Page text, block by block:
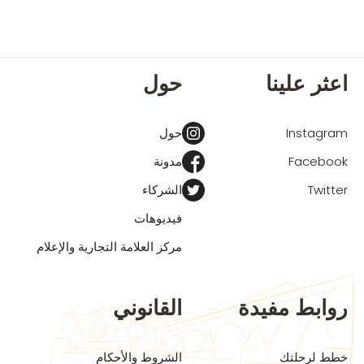
اعثر علينا
Instagram
Facebook
Twitter
حول
حول
مدونة
الشركاء
فيديوهات
مركز العلامة التجارية والإعلام
روابط مفيدة
خطط لرحلتك
القانوني
الشروط والأحكام